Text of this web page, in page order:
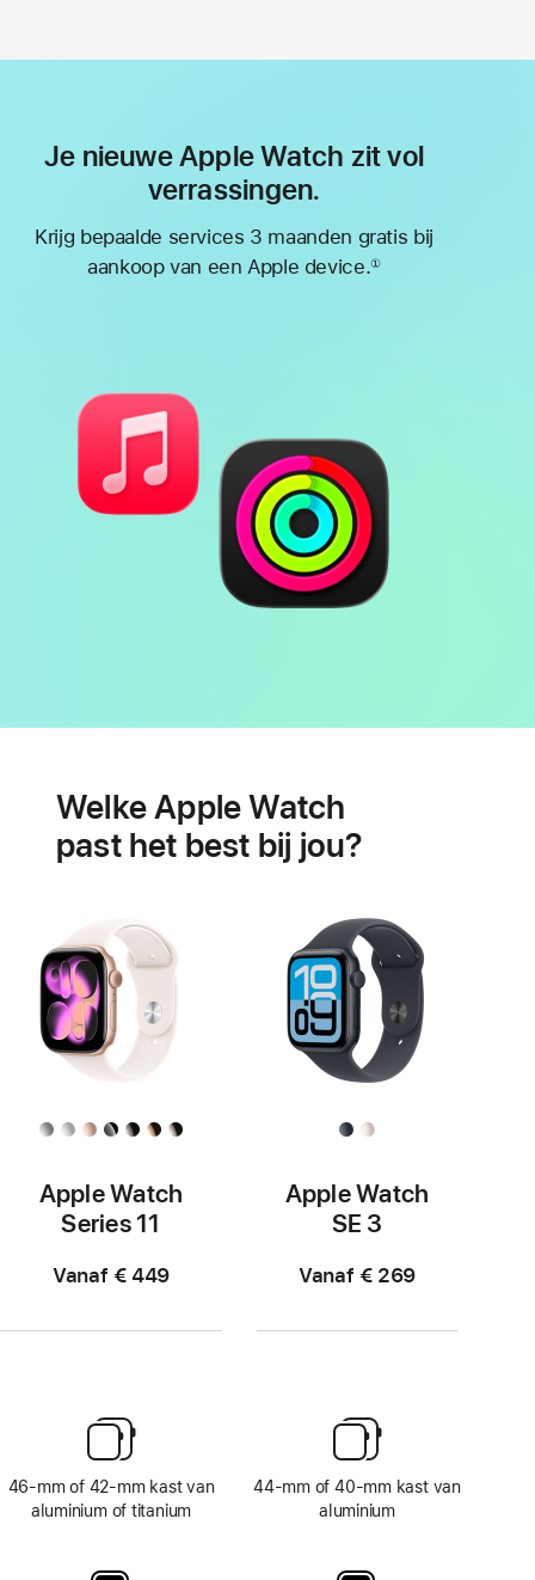
Je nieuwe Apple Watch zit vol
verrassingen.
Krijg bepaalde services 3 maanden gratis bij
aankoop van een Apple device.①
hartgezondheid
Welke Apple Watch
past het best bij jou?
Apple Watch
Series 11
Vanaf € 449
46‑mm of 42‑mm kast van
aluminium of titanium
Apple Watch
SE 3
Vanaf € 269
44‑mm of 40‑mm kast van
aluminium